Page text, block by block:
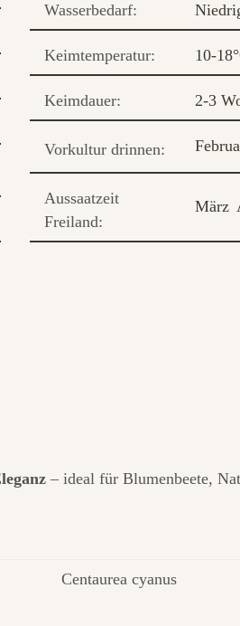
Wasserbedarf:
Keimtemperatur: 10-
Keimdauer: 2-3
Vorkultur drinnen:
Aussaatzeit
Freiland:
März
– ideal für Blumenbeete,
Centaurea cyanus